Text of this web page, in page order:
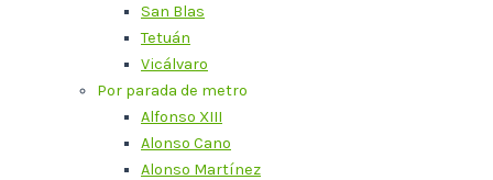
San Blas
Tetuán
Vicálvaro
Por parada de metro
Alfonso XIII
Alonso Cano
Alonso Martínez